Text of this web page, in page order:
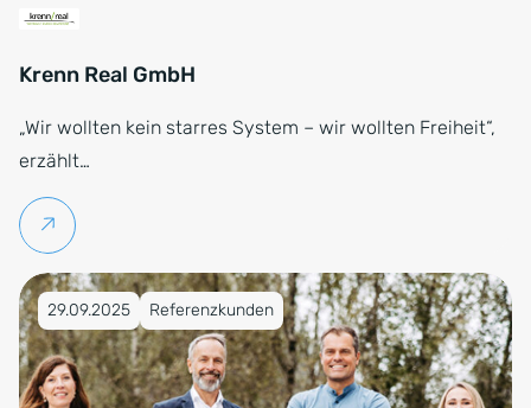
Krenn Real GmbH
„Wir wollten kein starres System – wir wollten Freiheit“,
erzählt…
Weiterlesen
Veröffentlicht am 29.09.2025
29.09.2025 Referenzkunden